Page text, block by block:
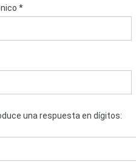
*
una respuesta en dígitos: